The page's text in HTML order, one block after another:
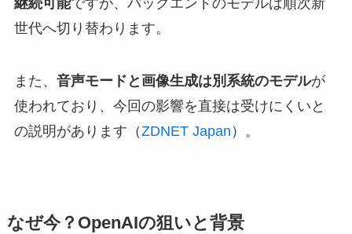
世代へ切り替わります。
また、 音声モードと画像生成は別系統のモデルが
使われており、今回の影響を直接は受けにくいと
の説明があります（ZDNET Japan ）。
なぜ今？OpenAIの狙いと背景